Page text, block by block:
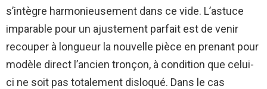
s’intègre harmonieusement dans ce vide. L’astuce
imparable pour un ajustement parfait est de venir
recouper à longueur la nouvelle pièce en prenant pour
modèle direct l’ancien tronçon, à condition que celui-
ci ne soit pas totalement disloqué. Dans le cas